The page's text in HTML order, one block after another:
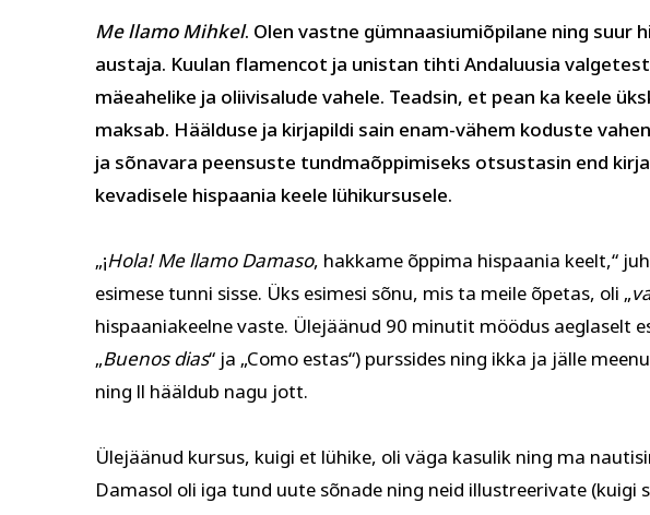
Tervis ja ilu Kodu ja köök
Me llamo Mihkel. Olen vastne gümnaasiumiõpilane ning suur
austaja. Kuulan flamencot ja unistan tihti Andaluusia
mäeahelike ja oliivisalude vahele. Teadsin, et pean ka keele
maksab. Häälduse ja kirjapildi sain enam-vähem koduste
ja sõnavara peensuste tundmaõppimiseks otsustasin end
kevadisele hispaania keele lühikursusele.
„¡Hola! Me llamo Damaso, hakkame õppima hispaania keelt,“
esimese tunni sisse. Üks esimesi sõnu, mis ta meile õpetas, oli „
hispaaniakeelne vaste. Ülejäänud 90 minutit möödus aeglaselt
„Buenos dias“ ja „Como estas“) purssides ning ikka ja jälle
ning ll hääldub nagu jott.
Ülejäänud kursus, kuigi et lühike, oli väga kasulik ning ma
Damasol oli iga tund uute sõnade ning neid illustreerivate (kuigi